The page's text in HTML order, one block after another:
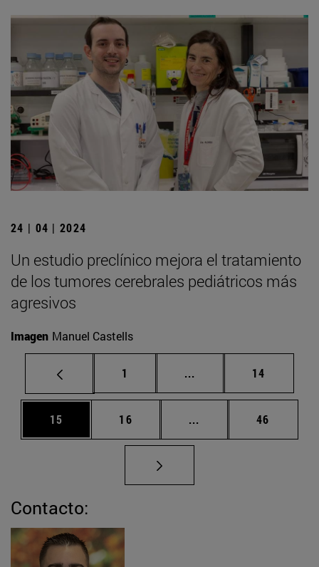
24 | 04 | 2024
Un estudio preclínico mejora el tratamiento
de los tumores cerebrales pediátricos más
agresivos
Imagen Manuel Castells
Página
1 ... Páginas intermedias
Página
14
Página
15 Página
16 ... Páginas intermedias
Página
46
Contacto: